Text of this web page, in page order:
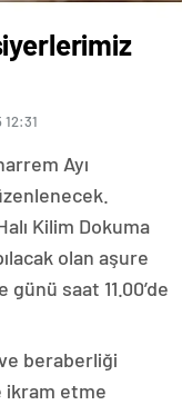
12:31
Ayı
Kilim Dokuma
olan aşure
saat 11.00’de
beraberliği
ikram etme